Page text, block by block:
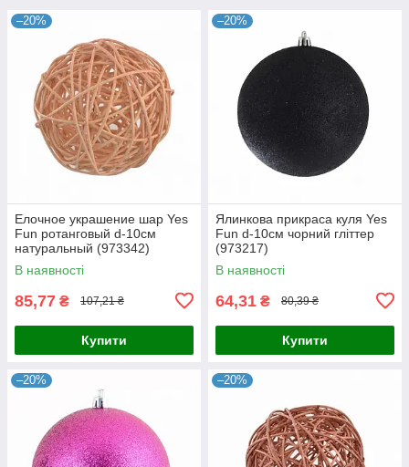
–20%
Елочное украшение шар Yes
Fun ротанговый d-10см
натуральный (973342)
В наявності
85,77 ₴ 107,21 ₴
Купити
–20%
Ялинкова прикраса куля Yes
Fun d-10см чорний гліттер
(973217)
В наявності
64,31 ₴ 80,39 ₴
Купити
–20% –20%